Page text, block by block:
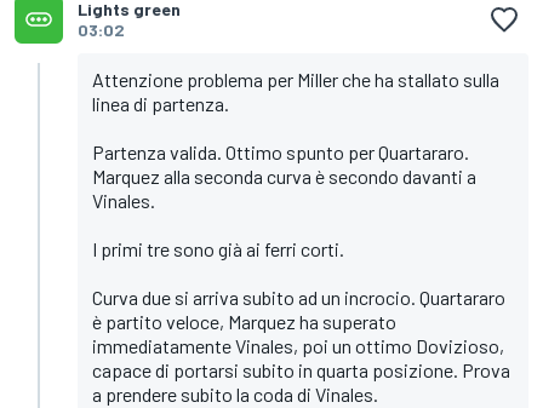
Lights green
03:02
Attenzione problema per Miller che ha stallato sulla
linea di partenza.
Partenza valida. Ottimo spunto per Quartararo.
Marquez alla seconda curva è secondo davanti a
Vinales.
I primi tre sono già ai ferri corti.
Curva due si arriva subito ad un incrocio. Quartararo
è partito veloce, Marquez ha superato
immediatamente Vinales, poi un ottimo Dovizioso,
capace di portarsi subito in quarta posizione. Prova
a prendere subito la coda di Vinales.